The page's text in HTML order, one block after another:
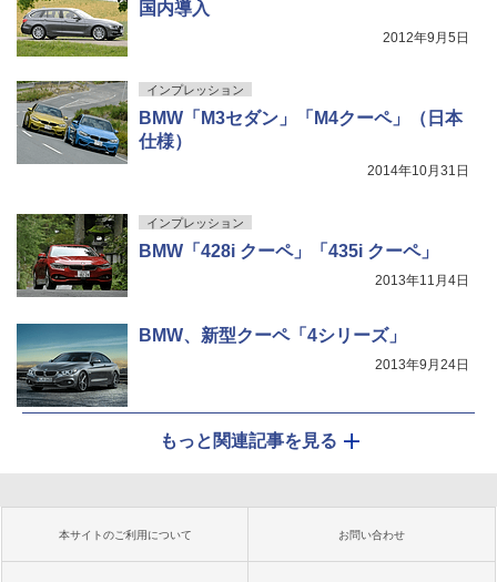
国内導入
2012年9月5日
インプレッション
BMW「M3セダン」「M4クーペ」（日本
仕様）
2014年10月31日
インプレッション
BMW「428i クーペ」「435i クーペ」
2013年11月4日
BMW、新型クーペ「4シリーズ」
2013年9月24日
もっと関連記事を見る
本サイトのご利用について お問い合わせ